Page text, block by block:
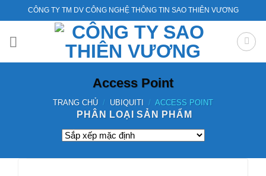
qua
nội
CÔNG TY TM DV CÔNG NGHỆ THÔNG TIN SAO THIÊN VƯƠNG
Access Point
TRANG CHỦ / UBIQUITI / ACCESS POINT
PHÂN LOẠI SẢN PHẨM